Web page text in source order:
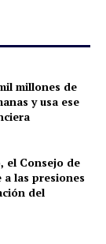
millones de
y usa ese
el Consejo de
a las presiones
del